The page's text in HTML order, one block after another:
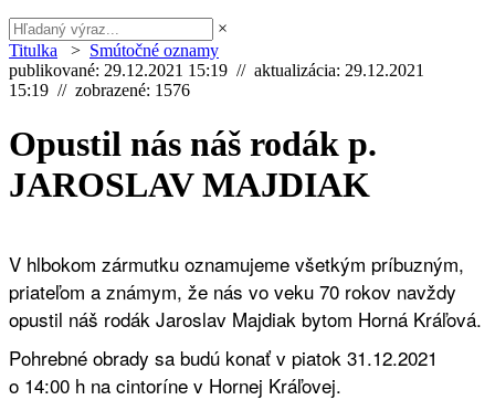
×
Titulka > Smútočné oznamy
publikované: 29.12.2021 15:19 // aktualizácia: 29.12.2021
15:19 // zobrazené: 1576
Opustil nás náš rodák p.
JAROSLAV MAJDIAK
V hlbokom zármutku oznamujeme všetkým príbuzným,
priateľom a známym, že nás vo veku 70 rokov navždy
opustil náš rodák Jaroslav Majdiak bytom Horná Kráľová.
Pohrebné obrady sa budú konať v piatok 31.12.2021
o 14:00 h na cintoríne v Hornej Kráľovej.